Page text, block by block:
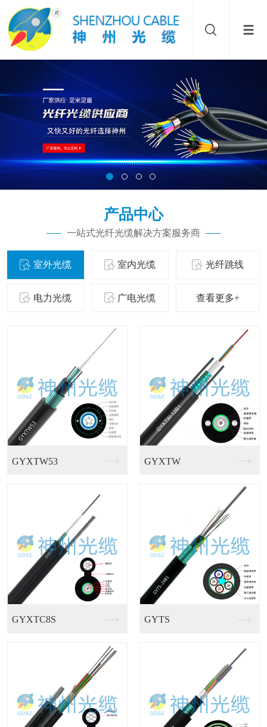
产品中心
一站式光纤光缆解决方案服务商
室外光缆 室内光缆 光纤跳线
电力光缆 广电光缆 查看更多+
GJFGV室内皮线光... GJFJKV-48芯...
GJFJV多芯室内束... GJFJKV多用途室...